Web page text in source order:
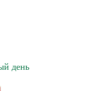
день